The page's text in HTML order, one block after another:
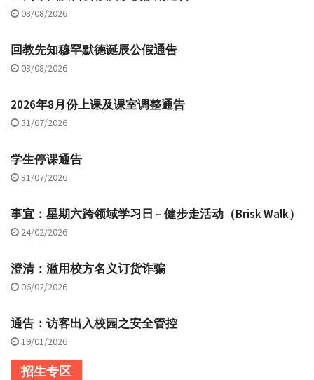
03/08/2026
回教先知穆罕默德诞辰公假通告
03/08/2026
2026年8月份上课及课室调整通告
31/07/2026
学生停课通告
31/07/2026
事宜：星期六跨领域学习日 – 健步走活动（Brisk Walk）
24/02/2026
澄清：滥用校方名义订货诈骗
06/02/2026
通告：访客出入校园之安全管控
19/01/2026
招生专区